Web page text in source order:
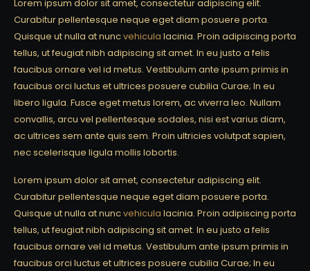
Lorem ipsum dolor sit amet, consectetur adipiscing elit.
Curabitur pellentesque neque eget diam posuere porta.
Quisque ut nulla at nuncvehicula lacinia. Proin adipiscing porta
tellus, ut feugiat nibh adipiscing sit amet. In eu justo a felis
faucibus ornare vel id metus. Vestibulum ante ipsum primis in
faucibus orci luctus et ultrices posuere cubilia Curae; In eu
libero ligula. Fusce eget metus lorem, ac viverra leo. Nullam
convallis, arcu vel pellentesque sodales, nisi est varius diam,
ac ultrices sem ante quis sem. Proin ultricies volutpat sapien,
nec scelerisque ligula mollis lobortis.
Lorem ipsum dolor sit amet, consectetur adipiscing elit.
Curabitur pellentesque neque eget diam posuere porta.
Quisque ut nulla at nuncvehicula lacinia. Proin adipiscing porta
tellus, ut feugiat nibh adipiscing sit amet. In eu justo a felis
faucibus ornare vel id metus. Vestibulum ante ipsum primis in
faucibus orci luctus et ultrices posuere cubilia Curae; In eu